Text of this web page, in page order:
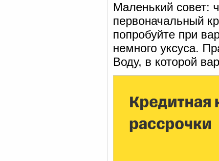
Маленький совет:
первоначальный
попробуйте при
немного уксуса.
Воду, в которой